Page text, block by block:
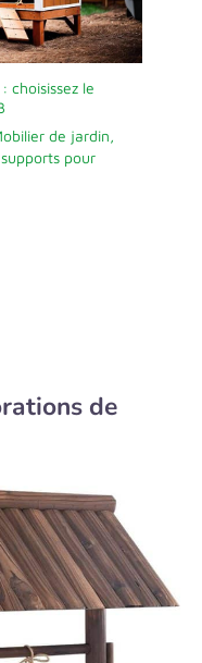
choisissez le
de jardin,
pour
de